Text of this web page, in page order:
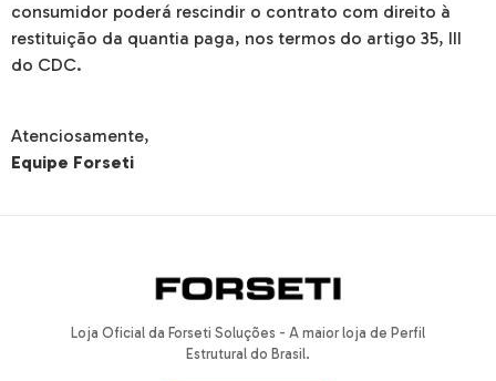
consumidor poderá rescindir o contrato com direito à
restituição da quantia paga, nos termos do artigo 35, III
do CDC.
Atenciosamente,
Equipe Forseti
Loja Oficial da Forseti Soluções - A maior loja de Perfil
Estrutural do Brasil.